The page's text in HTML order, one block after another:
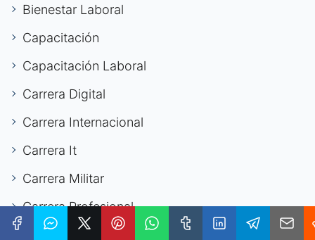
Bienestar Laboral
Capacitación
Capacitación Laboral
Carrera Digital
Carrera Internacional
Carrera It
Carrera Militar
Carrera Profesional
Carrera Stem